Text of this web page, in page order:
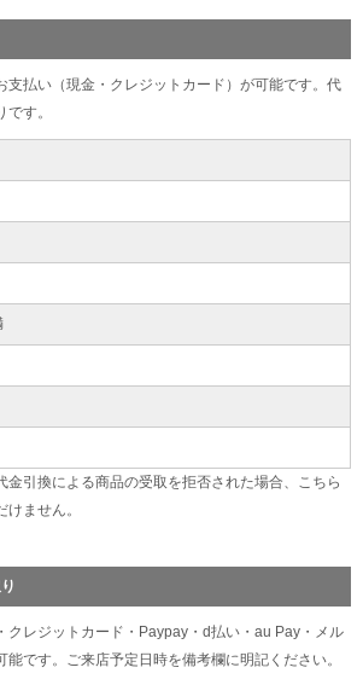
支払い（現金・クレジットカード）が可能です。代
す。
引換による商品の受取を拒否された場合、こちら
ません。
クレジットカード・Paypay・d払い・au Pay・メル
です。ご来店予定日時を備考欄に明記ください。